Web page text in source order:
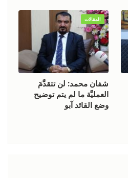
المقالات
شفان محمد: لن تتقدَّمَ
العمليَّة ما لم يتم توضيح
وضع القائد آبو